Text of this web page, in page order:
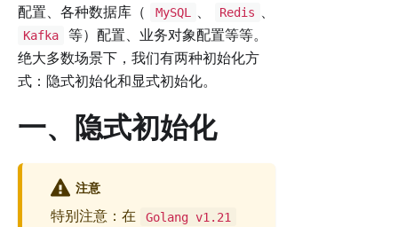
配置、各种数据库（ MySQL Redis
Kafka
等）配置、业务对象配置等等。
绝大多数场景下，我们有两种初始化方
式：隐式初始化和显式初始化。
一、隐式初始化
注意
特别注意：在 Golang v1.21